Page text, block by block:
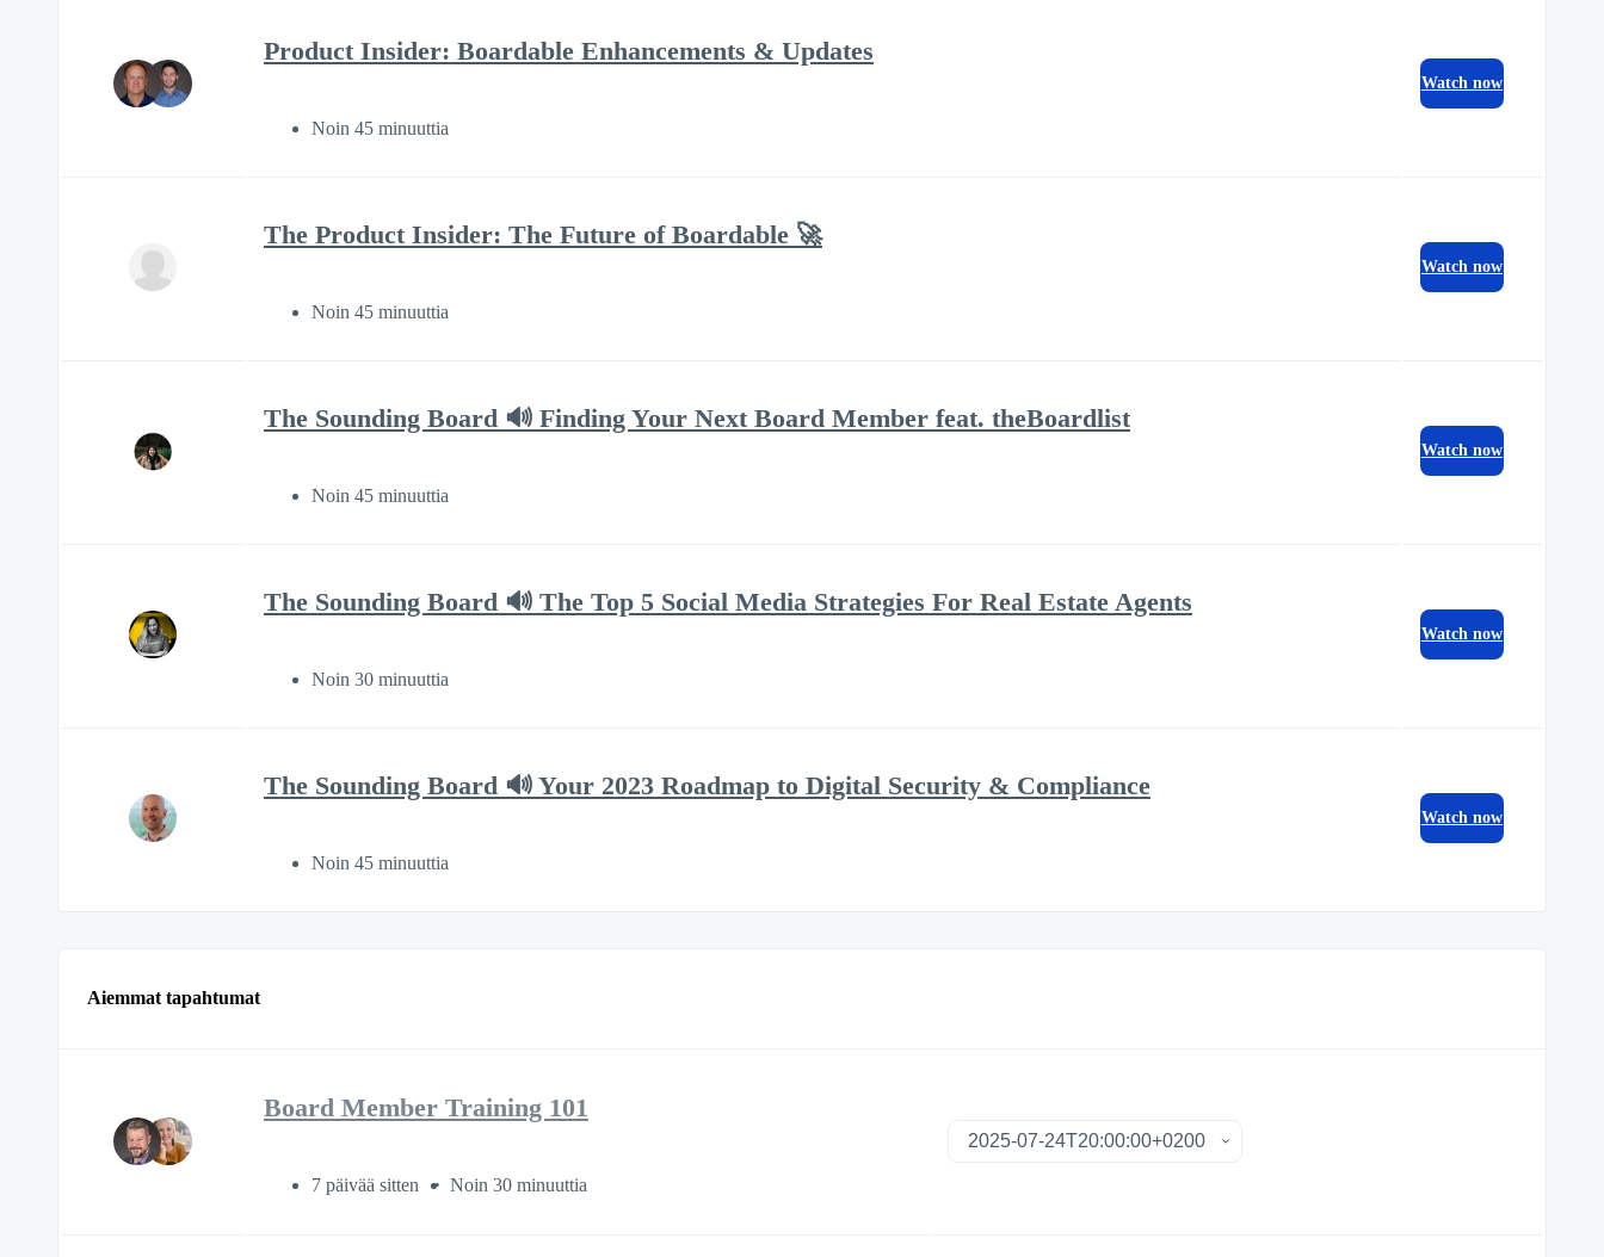
Product Insider: Boardable Enhancements & Updates
Noin 45 minuuttia
Watch now
The Product Insider: The Future of Boardable 🚀
Noin 45 minuuttia
Watch now
The Sounding Board 🔊 Finding Your Next Board Member feat. theBoardlist
Noin 45 minuuttia
Watch now
The Sounding Board 🔊 The Top 5 Social Media Strategies For Real Estate Agents
Noin 30 minuuttia
Watch now
The Sounding Board 🔊 Your 2023 Roadmap to Digital Security & Compliance
Noin 45 minuuttia
Watch now
Aiemmat tapahtumat
Board Member Training 101
7 päivää sitten Noin 30 minuuttia